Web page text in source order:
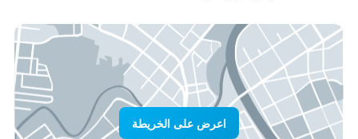
اعرض على الخريطة